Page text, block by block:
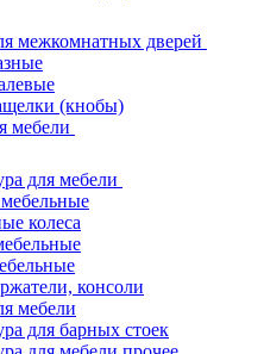
межкомнатных дверей
(кнобы)
мебели
для мебели
колеса
консоли
мебели
для барных стоек